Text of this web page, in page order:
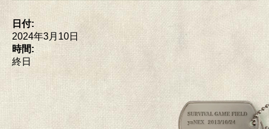
日付:
2024年3月10日
時間:
終日